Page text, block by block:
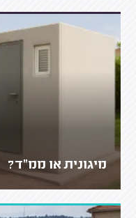
מיגונית או ממ"ד?